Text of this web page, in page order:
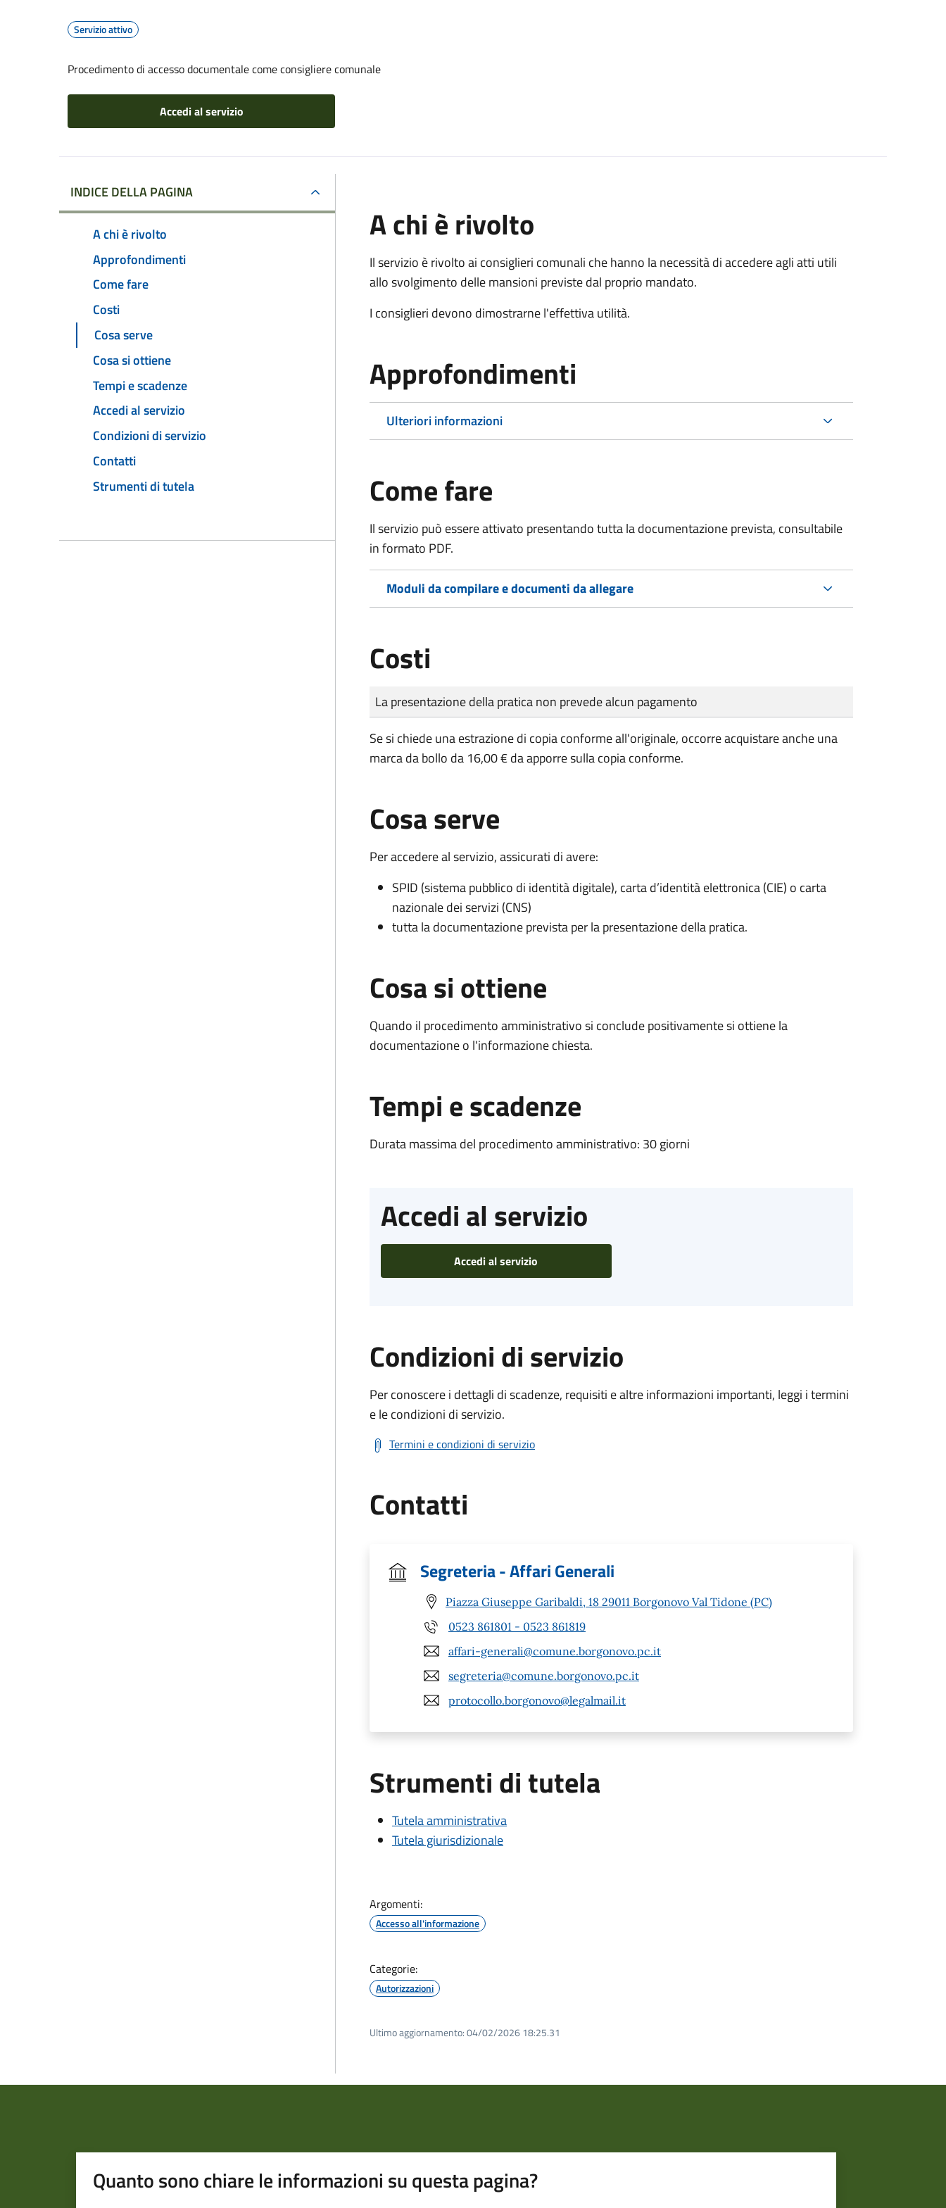
Servizio attivo
Procedimento di accesso documentale come consigliere comunale
Accedi al servizio
INDICE DELLA PAGINA
A chi è rivolto
Approfondimenti
Come fare
Costi
Cosa serve
Cosa si ottiene
Tempi e scadenze
Accedi al servizio
Condizioni di servizio
Contatti
Strumenti di tutela
A chi è rivolto
Il servizio è rivolto ai consiglieri comunali che hanno la necessità di accedere agli atti utili
allo svolgimento delle mansioni previste dal proprio mandato.
I consiglieri devono dimostrarne l'effettiva utilità.
Approfondimenti
Ulteriori informazioni
Come fare
Il servizio può essere attivato presentando tutta la documentazione prevista, consultabile
in formato PDF.
Moduli da compilare e documenti da allegare
Costi
Tipo di pagamento
Importo
La presentazione della pratica non prevede alcun pagamento
Se si chiede una estrazione di copia conforme all'originale, occorre acquistare anche una
marca da bollo da 16,00 € da apporre sulla copia conforme.
Cosa serve
Per accedere al servizio, assicurati di avere:
SPID (sistema pubblico di identità digitale), carta d’identità elettronica (CIE) o carta
nazionale dei servizi (CNS)
tutta la documentazione prevista per la presentazione della pratica.
Cosa si ottiene
Quando il procedimento amministrativo si conclude positivamente si ottiene la
documentazione o l'informazione chiesta.
Tempi e scadenze
Durata massima del procedimento amministrativo: 30 giorni
Accedi al servizio
Accedi al servizio
Condizioni di servizio
Per conoscere i dettagli di scadenze, requisiti e altre informazioni importanti, leggi i termini
e le condizioni di servizio.
Termini e condizioni di servizio
Contatti
Segreteria - Affari Generali
Piazza Giuseppe Garibaldi, 18 29011 Borgonovo Val Tidone (PC)
0523 861801 - 0523 861819
affari-generali@comune.borgonovo.pc.it
segreteria@comune.borgonovo.pc.it
protocollo.borgonovo@legalmail.it
Strumenti di tutela
Tutela amministrativa
Tutela giurisdizionale
Argomenti:
Accesso all'informazione
Categorie:
Autorizzazioni
Ultimo aggiornamento:04/02/2026 18:25.31
Quanto sono chiare le informazioni su questa pagina?